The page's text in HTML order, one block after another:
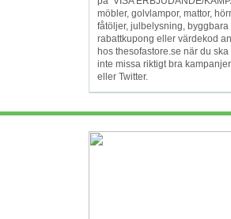
möbler, golvlampor, mattor,
fåtöljer, julbelysning,
rabattkupong eller värdekod
hos thesofastore.se när du
inte missa riktigt bra
eller Twitter.